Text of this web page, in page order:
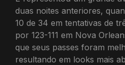
duas noites anteriores,
10 de 34 em tentativas de
por 123-111 em Nova
que seus passes foram
resultando em looks mais